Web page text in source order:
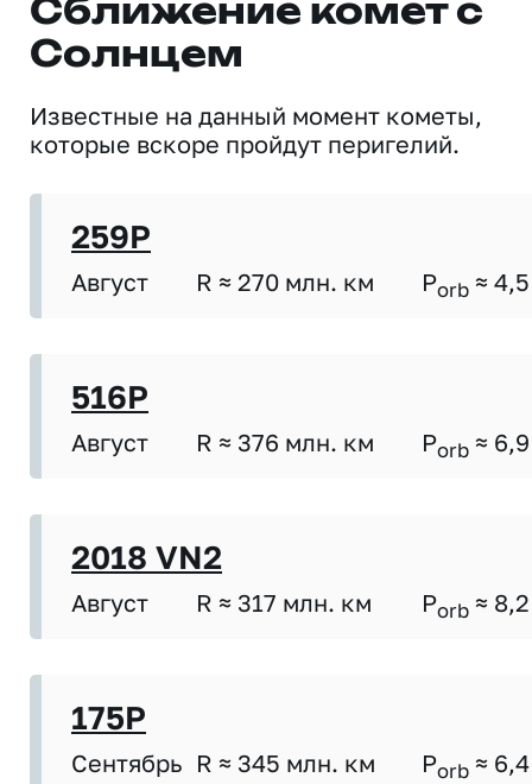
Сближение комет с
Солнцем
Известные на данный момент кометы,
которые вскоре пройдут перигелий.
259P
Август R ≈ 270 млн. км Porb ≈ 4,5
516P
Август R ≈ 376 млн. км Porb ≈ 6,9
2018 VN2
Август R ≈ 317 млн. км Porb ≈ 8,2
175P
Сентябрь R ≈ 345 млн. км Porb ≈ 6,4